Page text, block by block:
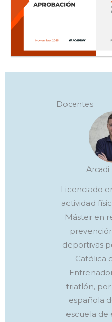
Docentes
Arcadi
Licenciado
actividad
Máster en
deportivas
Católica
triatlón,
española
escuela de